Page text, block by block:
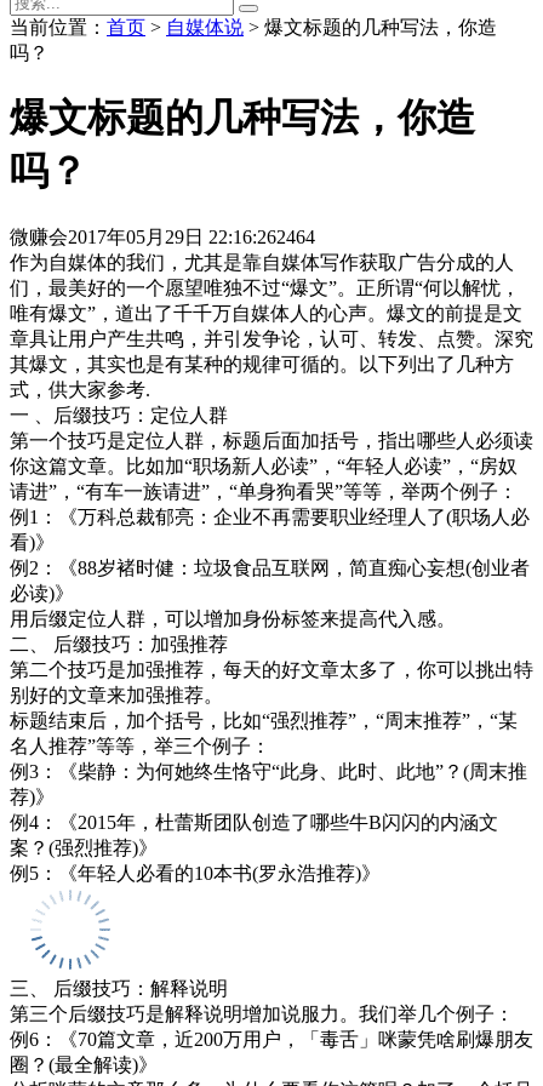
当前位置： 首页 > 自媒体说 > 爆文标题的几种写法，你造
吗？
爆文标题的几种写法，你造
吗？
微赚会2017年05月29日 22:16:262464
作为自媒体的我们，尤其是靠自媒体写作获取广告分成的人
们，最美好的一个愿望唯独不过“爆文”。正所谓“何以解忧，
唯有爆文”，道出了千千万自媒体人的心声。爆文的前提是文
章具让用户产生共鸣，并引发争论，认可、转发、点赞。深究
其爆文，其实也是有某种的规律可循的。以下列出了几种方
式，供大家参考.
一 、后缀技巧：定位人群
第一个技巧是定位人群，标题后面加括号，指出哪些人必须读
你这篇文章。比如加“职场新人必读”，“年轻人必读”，“房奴
请进”，“有车一族请进”，“单身狗看哭”等等，举两个例子：
例1：《万科总裁郁亮：企业不再需要职业经理人了(职场人必
看)》
例2：《88岁褚时健：垃圾食品互联网，简直痴心妄想(创业者
必读)》
用后缀定位人群，可以增加身份标签来提高代入感。
二、 后缀技巧：加强推荐
第二个技巧是加强推荐，每天的好文章太多了，你可以挑出特
别好的文章来加强推荐。
标题结束后，加个括号，比如“强烈推荐”，“周末推荐”，“某
名人推荐”等等，举三个例子：
例3：《柴静：为何她终生恪守“此身、此时、此地”？(周末推
荐)》
例4：《2015年，杜蕾斯团队创造了哪些牛B闪闪的内涵文
案？(强烈推荐)》
例5：《年轻人必看的10本书(罗永浩推荐)》
三、 后缀技巧：解释说明
第三个后缀技巧是解释说明增加说服力。我们举几个例子：
例6：《70篇文章，近200万用户，「毒舌」咪蒙凭啥刷爆朋友
圈？(最全解读)》